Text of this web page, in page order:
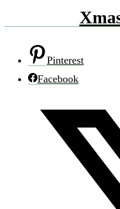
Pinterest
Facebook